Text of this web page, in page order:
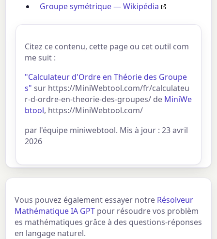
Groupe symétrique — Wikipédia
Citez ce contenu, cette page ou cet outil com
me suit :
"Calculateur d'Ordre en Théorie des Groupe
s" sur https://MiniWebtool.com/fr/calculateu
r-d-ordre-en-theorie-des-groupes/ de MiniWe
btool, https://MiniWebtool.com/
par l'équipe miniwebtool. Mis à jour : 23 avril
2026
Vous pouvez également essayer notre Résolveur
Mathématique IA GPT pour résoudre vos problèm
es mathématiques grâce à des questions-réponses
en langage naturel.